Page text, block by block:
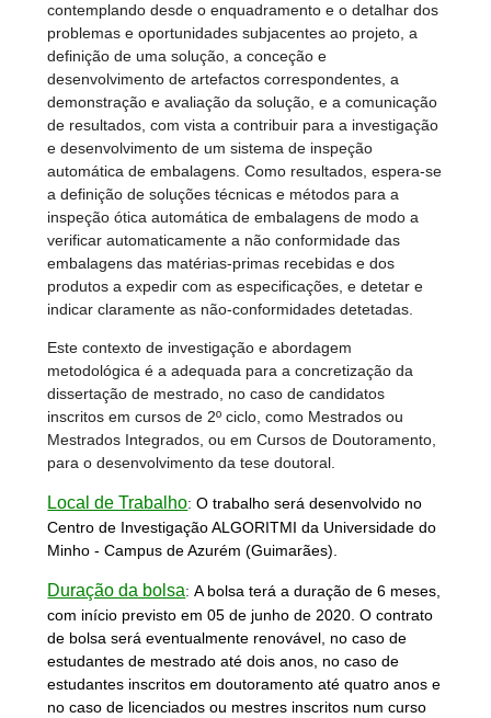
contemplando desde o enquadramento e o detalhar dos
problemas e oportunidades subjacentes ao projeto, a
definição de uma solução, a conceção e
desenvolvimento de artefactos correspondentes, a
demonstração e avaliação da solução, e a comunicação
de resultados, com vista a contribuir para a investigação
e desenvolvimento de um sistema de inspeção
automática de embalagens. Como resultados, espera-se
a definição de soluções técnicas e métodos para a
inspeção ótica automática de embalagens de modo a
verificar automaticamente a não conformidade das
embalagens das matérias-primas recebidas e dos
produtos a expedir com as especificações, e detetar e
indicar claramente as não-conformidades detetadas.
Este contexto de investigação e abordagem
metodológica é a adequada para a concretização da
dissertação de mestrado, no caso de candidatos
inscritos em cursos de 2º ciclo, como Mestrados ou
Mestrados Integrados, ou em Cursos de Doutoramento,
para o desenvolvimento da tese doutoral.
Local de Trabalho:O trabalho será desenvolvido no
Centro de Investigação ALGORITMI da Universidade do
Minho - Campus de Azurém (Guimarães).
Duração da bolsa:A bolsa terá a duração de 6 meses,
com início previsto em 05 de junho de 2020. O contrato
de bolsa será eventualmente renovável, no caso de
estudantes de mestrado até dois anos, no caso de
estudantes inscritos em doutoramento até quatro anos e
no caso de licenciados ou mestres inscritos num curso